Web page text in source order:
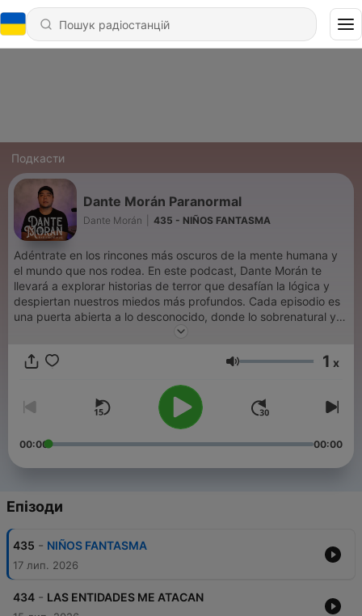
Подкасти
Dante Morán Paranormal
Dante Morán 435 - NIÑOS FANTASMA
Adéntrate en los rincones más oscuros de la mente humana y
el mundo que nos rodea. En este podcast, Dante Morán te
llevará a explorar historias de terror que desafían la lógica y
despiertan nuestros miedos más profundos. Cada episodio es
una puerta abierta a lo desconocido, donde lo sobrenatural y lo
inexplicable se encuentran. Si eres amante de lo inquietante y
lugar. Prepárate para sumergirte en el misterio y la oscuridad.
Conviértete en un supporter de este podcast:
https://www.spreaker.com/podcast/dante-moran-paranormal-
Гучність 1 x
00:00 00:00
Епізоди
435 - NIÑOS FANTASMA
17 лип. 2026
434 - LAS ENTIDADES ME ATACAN